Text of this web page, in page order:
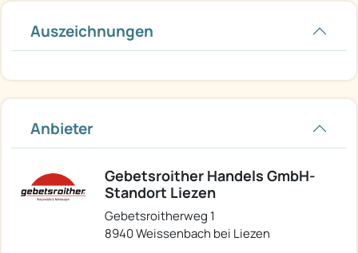
Auszeichnungen
Anbieter
Gebetsroither Handels GmbH-
Standort Liezen
Gebetsroitherweg 1
8940 Weissenbach bei Liezen